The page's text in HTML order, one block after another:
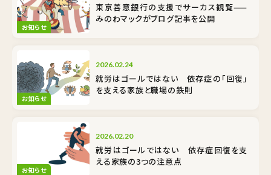
お知らせ
東京善意銀行の支援でサーカス観覧——
みのわマックがブログ記事を公開
お知らせ
2026.02.24
就労はゴールではない 依存症の「回復」
を支える家族と職場の鉄則
お知らせ
2026.02.20
就労はゴールではない 依存症回復を支
える家族の3つの注意点